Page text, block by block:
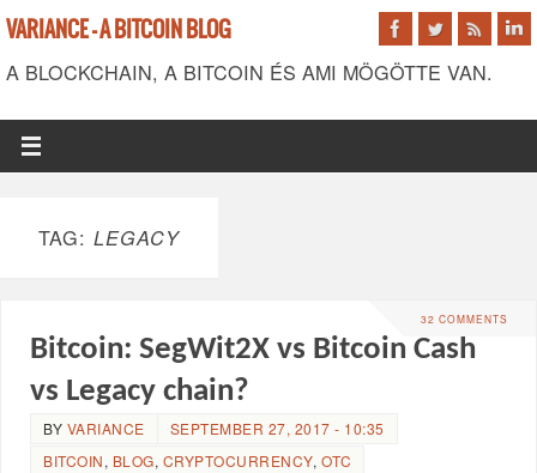
VARIANCE - A BITCOIN BLOG
A BLOCKCHAIN, A BITCOIN ÉS AMI MÖGÖTTE VAN.
TAG: LEGACY
32 COMMENTS
Bitcoin: SegWit2X vs Bitcoin Cash
vs Legacy chain?
BY VARIANCE
SEPTEMBER 27, 2017 - 10:35
BITCOIN, BLOG, CRYPTOCURRENCY, OTC